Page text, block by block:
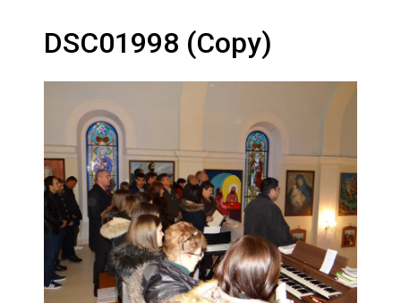
DSC01998 (Copy)